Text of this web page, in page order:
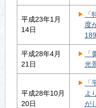
平成23年1月
14日
度
平成28年4月
21日
光
平成28年10月
20日
よ
が